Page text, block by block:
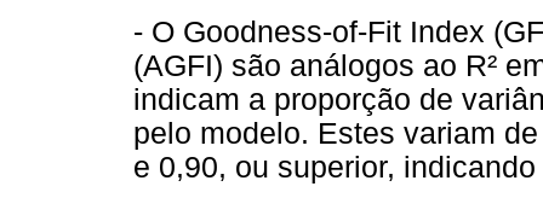
- O Goodness-of-Fit Index
(AGFI) são análogos ao R²
indicam a proporção de
pelo modelo. Estes variam
e 0,90, ou superior,